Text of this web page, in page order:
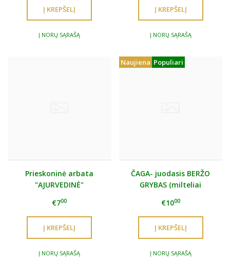
Į NORŲ SĄRAŠĄ Į NORŲ SĄRAŠĄ
Prieskoninė arbata
"AJURVEDINĖ"
€700
Į NORŲ SĄRAŠĄ
Naujiena Populiari
ČAGA- juodasis BERŽO
GRYBAS (milteliai
€1000
Į NORŲ SĄRAŠĄ